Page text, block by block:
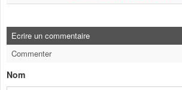
Ecrire un commentaire
Commenter
Nom